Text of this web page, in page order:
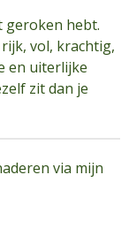
geroken hebt.
vol, krachtig,
en uiterlijke
zit dan je
via mijn